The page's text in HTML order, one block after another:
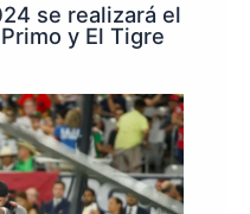
se realizará el
y El Tigre